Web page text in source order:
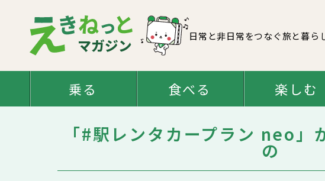
日常と非日常をつなぐ旅と暮ら
乗る 食べる 楽しむ
「#駅レンタカープラン neo」
の